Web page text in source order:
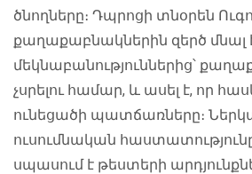
ծնողները։ Դպրոցի տնօրեն
քաղաքաբնակներին զերծ մնալ
մեկնաբանություններից՝
չսրելու համար, և ասել է, որ
ունեցածի պատճառները։
ուսումնական
սպասում է թեստերի